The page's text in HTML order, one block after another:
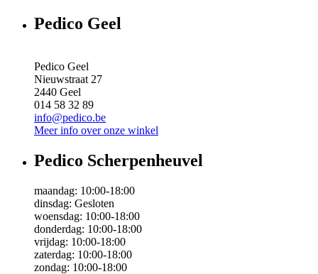
Pedico Geel
Pedico Geel
Nieuwstraat 27
2440 Geel
014 58 32 89
info@pedico.be
Meer info over onze winkel
Pedico Scherpenheuvel
maandag: 10:00-18:00
dinsdag: Gesloten
woensdag: 10:00-18:00
donderdag: 10:00-18:00
vrijdag: 10:00-18:00
zaterdag: 10:00-18:00
zondag: 10:00-18:00